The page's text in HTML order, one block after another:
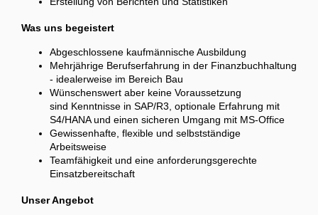
Was uns begeistert
Abgeschlossene kaufmännische Ausbildung
Mehrjährige Berufserfahrung in der Finanzbuchhaltung
- idealerweise im Bereich Bau
Wünschenswert aber keine Voraussetzung
sind Kenntnisse in SAP/R3, optionale Erfahrung mit
S4/HANA und einen sicheren Umgang mit MS-Office
Gewissenhafte, flexible und selbstständige
Arbeitsweise
Teamfähigkeit und eine anforderungsgerechte
Einsatzbereitschaft
Unser Angebot